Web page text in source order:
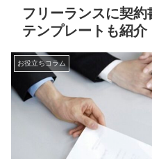
フリーランスに契
テンプレートも紹介
お役立ちコラム